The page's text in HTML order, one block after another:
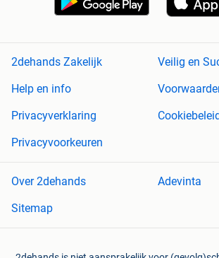
2dehands Zakelijk
Veilig en
Help en info
Privacyverklaring
Cookiebeleid
Privacyvoorkeuren
Over 2dehands
Adevinta
Sitemap